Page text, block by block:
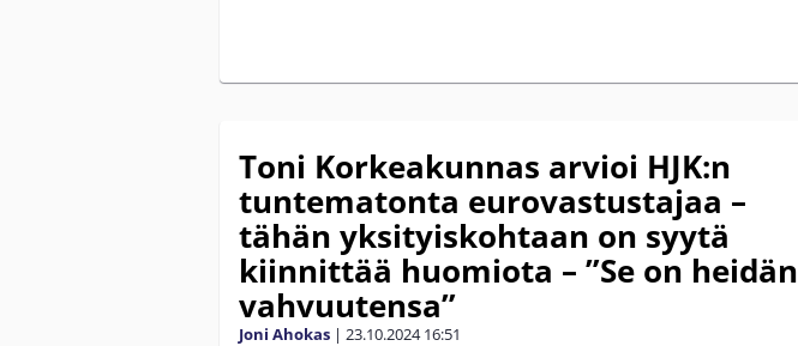
Toni Korkeakunnas arvioi HJK:n
tuntematonta eurovastustajaa –
tähän yksityiskohtaan on syytä
kiinnittää huomiota – ”Se on heidän
vahvuutensa”
Joni Ahokas | 23.10.2024 16:51